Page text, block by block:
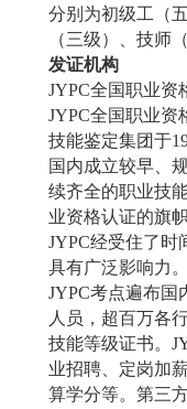
分别为初级工（
（三级）、技师
发证机构
JYPC全国职业资
JYPC全国职业资
技能鉴定集团于
国内成立较早、
续齐全的职业技
业资格认证的旗
JYPC经受住了时
具有广泛影响力。
JYPC考点遍布国
人员，超百万各
技能等级证书。
业招聘、定岗加
算学分等。第三